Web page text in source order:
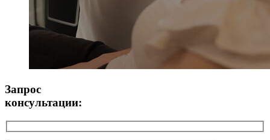
Запрос
консультации: